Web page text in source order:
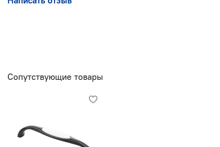
Сопутствующие товары